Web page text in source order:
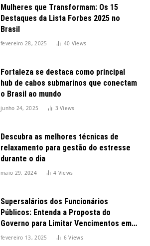
Mulheres que Transformam: Os 15
Destaques da Lista Forbes 2025 no
Brasil
fevereiro 28, 2025 40 Views
Fortaleza se destaca como principal
hub de cabos submarinos que conectam
o Brasil ao mundo
junho 24, 2025 3Views
Descubra as melhores técnicas de
relaxamento para gestão do estresse
durante o dia
maio 29, 2024 4 Views
Supersalários dos Funcionários
Públicos: Entenda a Proposta do
Governo para Limitar Vencimentos em
2025
fevereiro 13, 2025 6Views